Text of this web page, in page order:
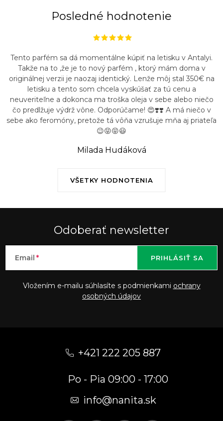
Posledné hodnotenie
VŠETKY HODNOTENIA
Tento parfém sa dá momentálne kúpiť na letisku v Antalyi.
Takže na to ,že je to nový parfém , ktorý mám doma v
originálnej verzii je naozaj identický. Lenže môj stal 350€ na
letisku a tento som chcela vyskúšať za tú cenu a
neuveriteľne a dokonca ma troška oleja v sebe alebo niečo
čo predlžuje výdrž vône. Odporúčame! 😍❣️❣️ A má niečo v
sebe ako feromóny, pretože tá vôňa vzrušuje mňa aj priateľa
😉😝😝😃
Milada Hudáková
Odoberať newsletter
Email
Vložením e-mailu súhlasíte s podmienkami ochrany
osobných údajov
PRIHLÁSIŤ SA
+421 222 205 887
Po - Pia 09:00 - 17:00
info@nanita.sk